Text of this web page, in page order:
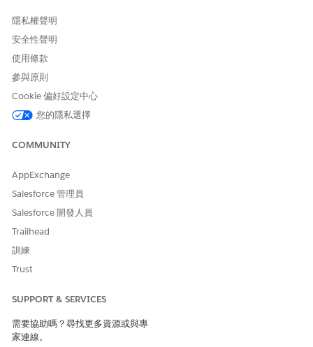
價。
請讓我們知道，以便我們改進！
隱私權聲明
安全性聲明
使用條款
參與原則
Cookie 偏好設定中心
您的隱私選擇
COMMUNITY
AppExchange
Salesforce 管理員
Salesforce 開發人員
Trailhead
訓練
Trust
SUPPORT & SERVICES
需要協助嗎？尋找更多資源或與專
家連線。